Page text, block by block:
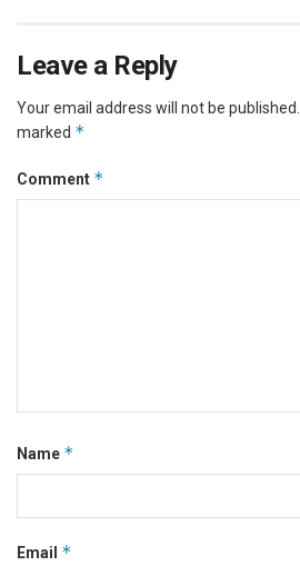
Leave a Reply
Your email address will not be published.
marked *
Comment *
Name *
Email *